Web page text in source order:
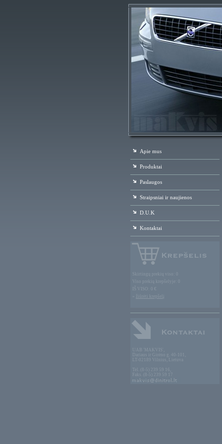
Apie mus
Produktai
Paslaugos
Straipsniai ir naujienos
D.U.K
Kontaktai
Skirtingų prekių viso: 0
Viso prekių krepšelyje: 0
IŠ VISO: 0 €
» žiūrėti krepšelį
UAB 'MAKVIS',
Dariaus ir Girėno g. 40-101,
LT-02189 Vilnius, Lietuva
Tel. (8-5) 239 59 16,
Faks. (8-5) 239 59 17